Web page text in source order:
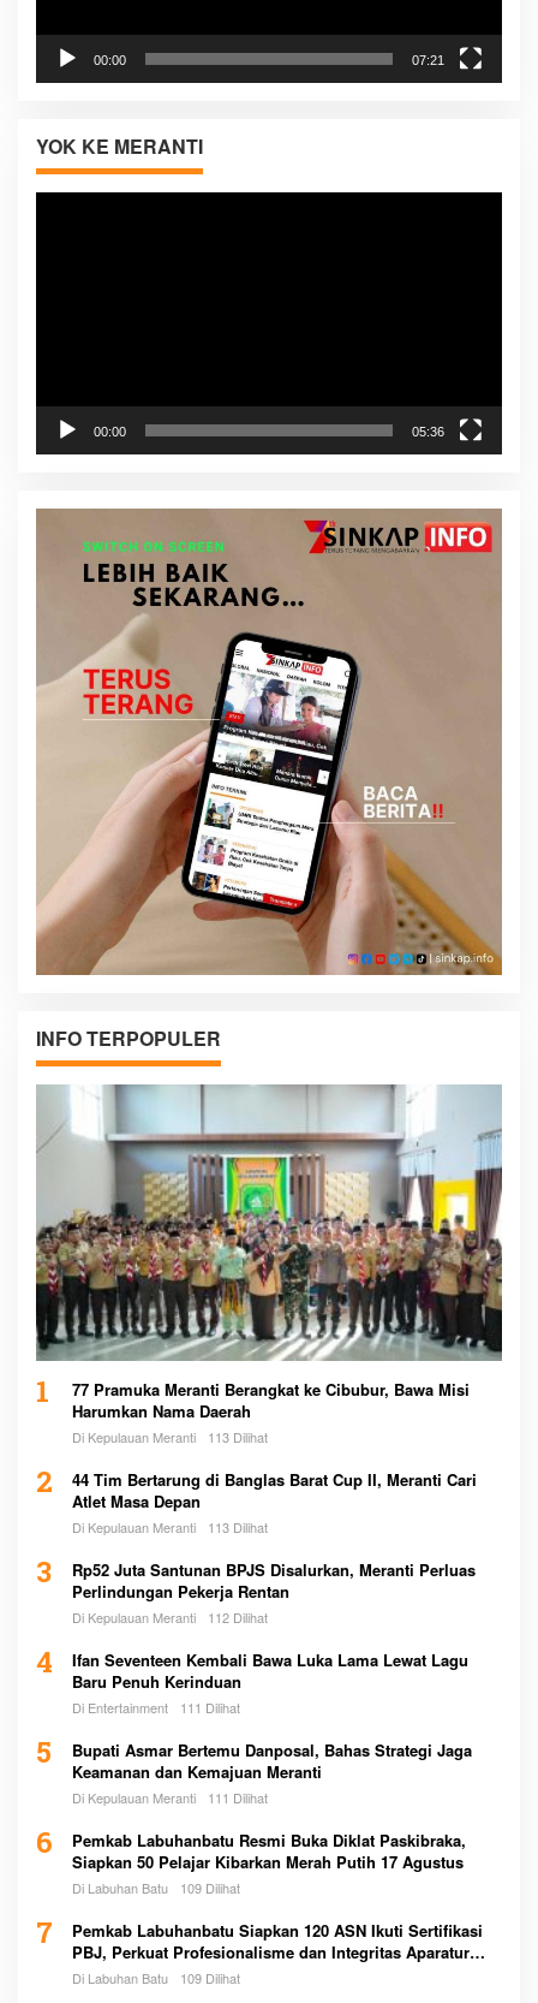
00:00 07:21
YOK KE MERANTI
Pemutar
00:00 05:36
INFO TERPOPULER
1
77 Pramuka Meranti Berangkat ke Cibubur, Bawa Misi
Harumkan Nama Daerah
Di Kepulauan Meranti 113 Dilihat
2
44 Tim Bertarung di Banglas Barat Cup II, Meranti Cari
Atlet Masa Depan
Di Kepulauan Meranti 113 Dilihat
3
Rp52 Juta Santunan BPJS Disalurkan, Meranti Perluas
Perlindungan Pekerja Rentan
Di Kepulauan Meranti 112 Dilihat
4
Ifan Seventeen Kembali Bawa Luka Lama Lewat Lagu
Baru Penuh Kerinduan
Di Entertainment 111 Dilihat
5
Bupati Asmar Bertemu Danposal, Bahas Strategi Jaga
Keamanan dan Kemajuan Meranti
Di Kepulauan Meranti 111 Dilihat
6
Pemkab Labuhanbatu Resmi Buka Diklat Paskibraka,
Siapkan 50 Pelajar Kibarkan Merah Putih 17 Agustus
Di Labuhan Batu 109 Dilihat
7
Pemkab Labuhanbatu Siapkan 120 ASN Ikuti Sertifikasi
PBJ, Perkuat Profesionalisme dan Integritas Aparatur
Pemerintah
Di Labuhan Batu 109 Dilihat